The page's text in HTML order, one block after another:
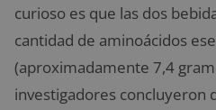
curioso es que las dos
cantidad de aminoácidos
(aproximadamente 7,4
investigadores concluyeron